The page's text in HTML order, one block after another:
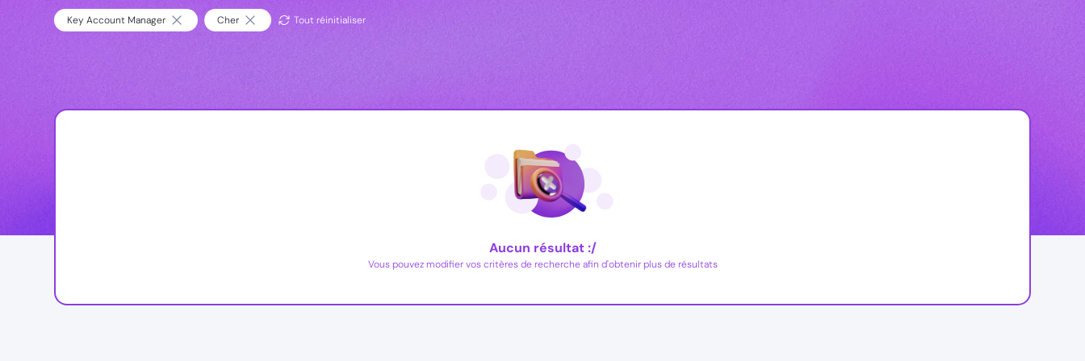
Key Account Manager Cher Tout réinitialiser
Aucun résultat :/
Vous pouvez modifier vos critères de recherche afin d'obtenir plus de résultats